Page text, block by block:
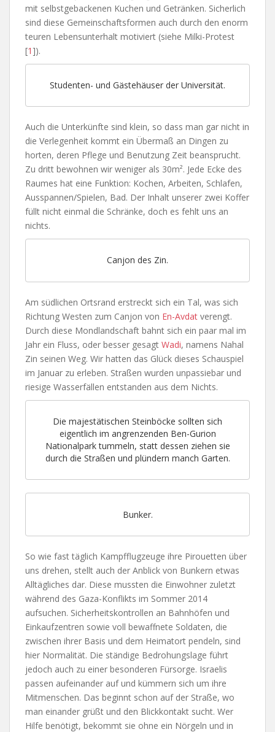
mit selbstgebackenen Kuchen und Getränken. Sicherlich
sind diese Gemeinschaftsformen auch durch den enorm
teuren Lebensunterhalt motiviert (siehe Milki-Protest
[1]).
Studenten- und Gästehäuser der Universität.
Auch die Unterkünfte sind klein, so dass man gar nicht in
die Verlegenheit kommt ein Übermaß an Dingen zu
horten, deren Pflege und Benutzung Zeit beansprucht.
Zu dritt bewohnen wir weniger als 30m². Jede Ecke des
Raumes hat eine Funktion: Kochen, Arbeiten, Schlafen,
Ausspannen/Spielen, Bad. Der Inhalt unserer zwei Koffer
füllt nicht einmal die Schränke, doch es fehlt uns an
nichts.
Canjon des Zin.
Am südlichen Ortsrand erstreckt sich ein Tal, was sich
Richtung Westen zum Canjon von En-Avdat verengt.
Durch diese Mondlandschaft bahnt sich ein paar mal im
Jahr ein Fluss, oder besser gesagt Wadi, namens Nahal
Zin seinen Weg. Wir hatten das Glück dieses Schauspiel
im Januar zu erleben. Straßen wurden unpassiebar und
riesige Wasserfällen entstanden aus dem Nichts.
Die majestätischen Steinböcke sollten sich
eigentlich im angrenzenden Ben-Gurion
Nationalpark tummeln, statt dessen ziehen sie
durch die Straßen und plündern manch Garten.
Bunker.
So wie fast täglich Kampfflugzeuge ihre Pirouetten über
uns drehen, stellt auch der Anblick von Bunkern etwas
Alltägliches dar. Diese mussten die Einwohner zuletzt
während des Gaza-Konflikts im Sommer 2014
aufsuchen. Sicherheitskontrollen an Bahnhöfen und
Einkaufzentren sowie voll bewaffnete Soldaten, die
zwischen ihrer Basis und dem Heimatort pendeln, sind
hier Normalität. Die ständige Bedrohungslage führt
jedoch auch zu einer besonderen Fürsorge. Israelis
passen aufeinander auf und kümmern sich um ihre
Mitmenschen. Das beginnt schon auf der Straße, wo
man einander grüßt und den Blickkontakt sucht. Wer
Hilfe benötigt, bekommt sie ohne ein Nörgeln und in